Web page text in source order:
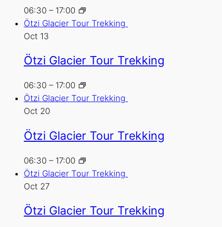
06:30 – 17:00
Ötzi Glacier Tour Trekking
Oct 13
Ötzi Glacier Tour Trekking
06:30 – 17:00
Ötzi Glacier Tour Trekking
Oct 20
Ötzi Glacier Tour Trekking
06:30 – 17:00
Ötzi Glacier Tour Trekking
Oct 27
Ötzi Glacier Tour Trekking